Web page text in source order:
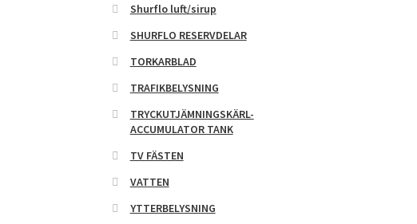
Shurflo luft/sirup
SHURFLO RESERVDELAR
TORKARBLAD
TRAFIKBELYSNING
TRYCKUTJÄMNINGSKÄRL-
ACCUMULATOR TANK
TV FÄSTEN
VATTEN
YTTERBELYSNING